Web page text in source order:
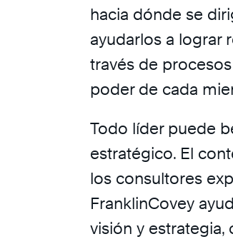
hacia dónde se
ayudarlos a lograr
través de
poder de cada
Todo líder puede
estratégico. El
los consultores
FranklinCovey
visión y